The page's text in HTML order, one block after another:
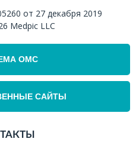
от 27 декабря 2019
Medpic LLC
ОМС
САЙТЫ